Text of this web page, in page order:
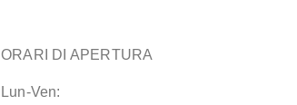
ORARI DI APERTURA
Lun-Ven: